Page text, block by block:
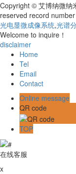
Copyright © 艾博纳微纳
reserved record number
光电显微成像系统,光谱
Welcome to inquire！
disclaimer
Home
Tel
Email
Contact
Online message
QR code
TOP
在线客服
x